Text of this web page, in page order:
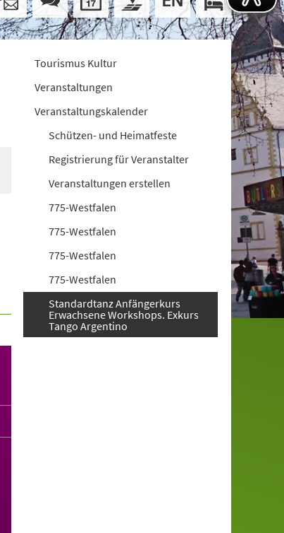
Tourismus Kultur
Veranstaltungen
Veranstaltungskalender
Schützen- und Heimatfeste
Registrierung für Veranstalter
Veranstaltungen erstellen
775-Westfalen
775-Westfalen
775-Westfalen
775-Westfalen
Standardtanz Anfängerkurs
Erwachsene Workshops. Exkurs
Tango Argentino